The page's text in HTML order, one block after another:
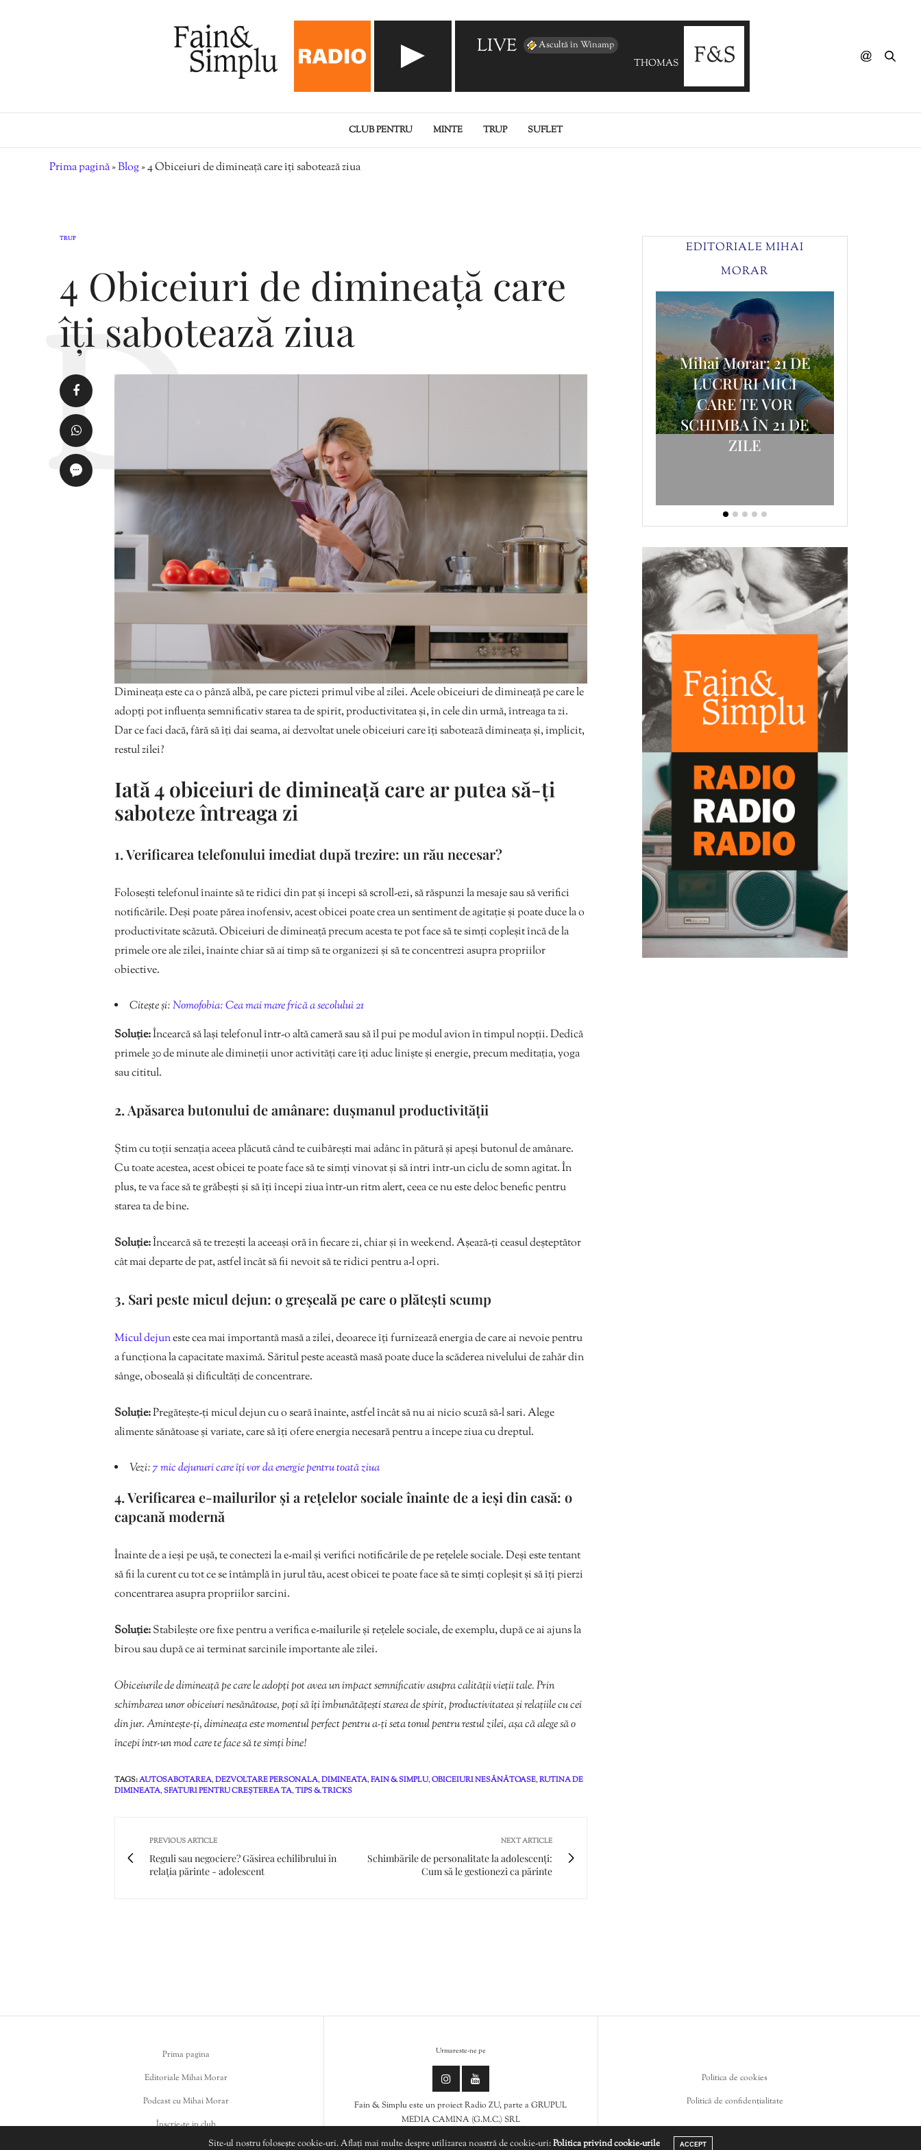
LIVE Ascultă în Winamp
THOMAS ASSELMAN & SAIB - 19 6 Paris
CLUB PENTRU MINTE TRUP SUFLET
Prima pagină»Blog»4 Obiceiuri de dimineață care îți sabotează ziua
TRUP
4 Obiceiuri de dimineață care
îți sabotează ziua
Dimineața este ca o pânză albă, pe care pictezi primul vibe al zilei. Acele obiceiuri de dimineață pe care le
adopți pot influența semnificativ starea ta de spirit, productivitatea și, în cele din urmă, întreaga ta zi.
Dar ce faci dacă, fără să îți dai seama, ai dezvoltat unele obiceiuri care îți sabotează dimineața și, implicit,
restul zilei?
Iată 4 obiceiuri de dimineață care ar putea să-ți
saboteze întreaga zi
1. Verificarea telefonului imediat după trezire: un rău necesar?
Folosești telefonul înainte să te ridici din pat și începi să scroll-ezi, să răspunzi la mesaje sau să verifici
notificările. Deși poate părea inofensiv, acest obicei poate crea un sentiment de agitație și poate duce la o
productivitate scăzută. Obiceiuri de dimineață precum acesta te pot face să te simți copleșit încă de la
primele ore ale zilei, înainte chiar să ai timp să te organizezi și să te concentrezi asupra propriilor
obiective.
Citește și:Nomofobia: Cea mai mare frică a secolului 21
Soluție:Încearcă să lași telefonul într-o altă cameră sau să îl pui pe modul avion în timpul nopții. Dedică
primele 30 de minute ale dimineții unor activități care îți aduc liniște și energie, precum meditația, yoga
sau cititul.
2. Apăsarea butonului de amânare: dușmanul productivității
Știm cu toții senzația aceea plăcută când te cuibărești mai adânc în pătură și apeși butonul de amânare.
Cu toate acestea, acest obicei te poate face să te simți vinovat și să intri într-un ciclu de somn agitat. În
plus, te va face să te grăbești și să îți începi ziua într-un ritm alert, ceea ce nu este deloc benefic pentru
starea ta de bine.
Soluție:Încearcă să te trezești la aceeași oră în fiecare zi, chiar și în weekend. Așează-ți ceasul deșteptător
cât mai departe de pat, astfel încât să fii nevoit să te ridici pentru a-l opri.
3. Sari peste micul dejun: o greșeală pe care o plătești scump
Micul dejuneste cea mai importantă masă a zilei, deoarece îți furnizează energia de care ai nevoie pentru
a funcționa la capacitate maximă. Săritul peste această masă poate duce la scăderea nivelului de zahăr din
sânge, oboseală și dificultăți de concentrare.
Soluție:Pregătește-ți micul dejun cu o seară înainte, astfel încât să nu ai nicio scuză să-l sari. Alege
alimente sănătoase și variate, care să îți ofere energia necesară pentru a începe ziua cu dreptul.
Vezi:7 mic dejunuri care îți vor da energie pentru toată ziua
4. Verificarea e-mailurilor și a rețelelor sociale înainte de a ieși din casă: o
capcană modernă
Înainte de a ieși pe ușă, te conectezi la e-mail și verifici notificările de pe rețelele sociale. Deși este tentant
să fii la curent cu tot ce se întâmplă în jurul tău, acest obicei te poate face să te simți copleșit și să îți pierzi
concentrarea asupra propriilor sarcini.
Soluție:Stabilește ore fixe pentru a verifica e-mailurile și rețelele sociale, de exemplu, după ce ai ajuns la
birou sau după ce ai terminat sarcinile importante ale zilei.
Obiceiurile de dimineață pe care le adopți pot avea un impact semnificativ asupra calității vieții tale. Prin
schimbarea unor obiceiuri nesănătoase, poți să îți îmbunătățești starea de spirit, productivitatea și relațiile cu cei
din jur. Amintește-ți, dimineața este momentul perfect pentru a-ți seta tonul pentru restul zilei, așa că alege să o
începi într-un mod care te face să te simți bine!
TAGS:AUTOSABOTAREA,DEZVOLTARE PERSONALA,DIMINEATA,FAIN & SIMPLU,OBICEIURI NESĂNĂTOASE,RUTINA DE
DIMINEATA,SFATURI PENTRU CREȘTEREA TA,TIPS & TRICKS
PREVIOUS ARTICLE
Reguli sau negociere? Găsirea echilibrului în
relația părinte - adolescent
NEXT ARTICLE
Schimbările de personalitate la adolescenți:
Cum să le gestionezi ca părinte
EDITORIALE MIHAI
MORAR
Editorial Mihai
Mihai Morar: 21 DE
LUCRURI MICI
CARE TE VOR
SCHIMBA ÎN 21 DE
ZILE
Prima pagina
Editoriale Mihai Morar
Podcast cu Mihai Morar
Înscrie-te in club
Urmareste-ne pe
Fain & Simplu este un proiect Radio ZU, parte a GRUPUL
MEDIA CAMINA (G.M.C.) SRL
Politica de cookies
Politică de confidențialitate
Site-ul nostru folosește cookie-uri. Aflați mai multe despre utilizarea noastră de cookie-uri:Politica privind cookie-urile ACCEPT